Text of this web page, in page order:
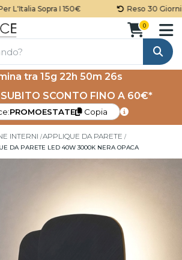
Sopra I 150€ Reso 30 Giorni
Cerca
0
tra 15g 22h 50m 26s
SUBITO SCONTO FINO A 60€*
PROMOESTATE Copia
INTERNI APPLIQUE DA PARETE
DA PARETE LED 40W 3000K NERA OPACA